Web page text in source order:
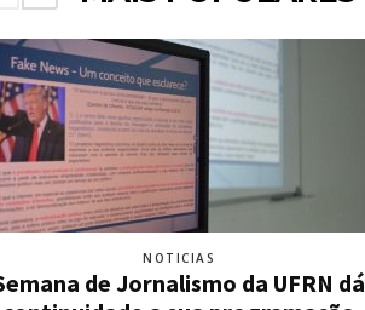
NOTICIAS
de Jornalismo da UFRN dá